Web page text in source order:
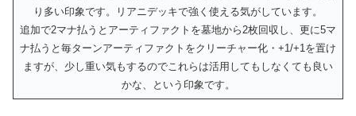
り多い印象です。リアニデッキで強く使える気がしています。
追加で2マナ払うとアーティファクトを墓地から2枚回収し、更に5マ
ナ払うと毎ターンアーティファクトをクリーチャー化・+1/+1を置け
ますが、少し重い気もするのでこれらは活用してもしなくても良い
かな、という印象です。